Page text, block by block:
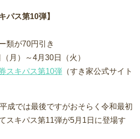
パス第10弾】
類が70円引き
月）～4月30日（火）
スキパス第10弾 （すき家公式サイト
成では最後ですがおそらく令和最初
スキパス第11弾が5月1日に登場す